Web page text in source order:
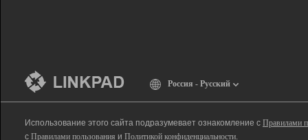
Россия - Русский
Использование этого сайта подразумевает ознакомление с Правилами
с Правилами пользования и Политикой конфиденциальности.